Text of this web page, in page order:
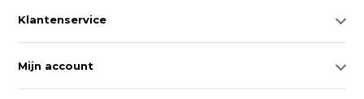
Klantenservice
Mijn account